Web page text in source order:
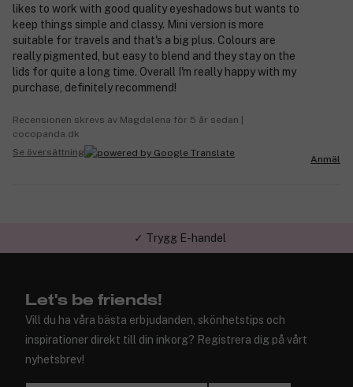
likes to work with good quality eyeshadows but wants to
keep things simple and classy. Mini version is more
suitable for travels and that's a big plus. Colours are
really pigmented, but easy to blend and they stay on the
lids for quite a long time. Overall I'm really happy with my
purchase, definitely recommend!
Recensionen skrevs av Magdalena för 5 år sedan |
cocopanda.dk
Se översättning
Anmäl
✓ Trygg E-handel
Let's be friends!
Vill du ha våra bästa erbjudanden, skönhetstips och
inspirationer direkt till din inkorg? Registrera dig på vårt
nyhetsbrev!